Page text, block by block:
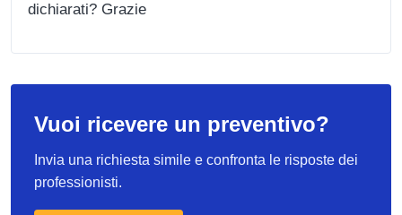
dichiarati? Grazie
Vuoi ricevere un preventivo?
Invia una richiesta simile e confronta le risposte dei
professionisti.